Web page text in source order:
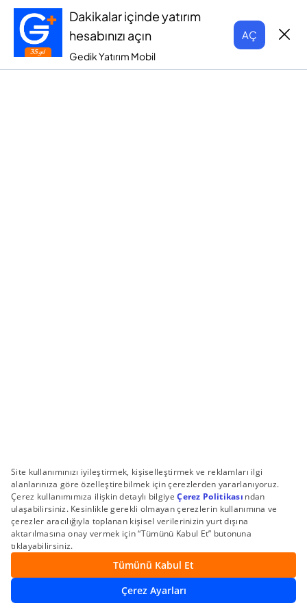
Dakikalar içinde yatırım
hesabınızı açın
Gedik Yatırım Mobil
AÇ